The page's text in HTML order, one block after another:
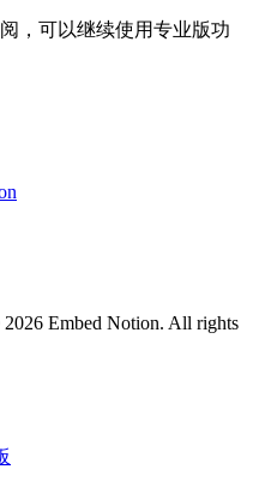
，可以继续使用专业版功
Embed Notion. All rights